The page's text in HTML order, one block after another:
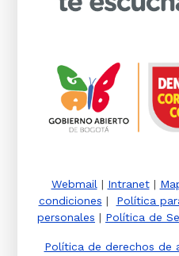
Webmail | Intranet|
condiciones | Política
personales | Política de
Política de derechos de